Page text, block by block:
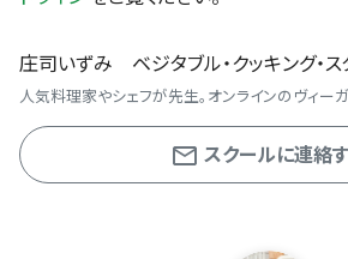
庄司いずみ ベジタブル・クッキング・
人気料理家やシェフが先生。オンラインのヴィー
スクールに連絡